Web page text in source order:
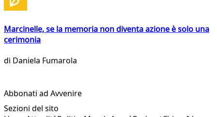
Marcinelle, se la memoria non diventa azione è solo una
cerimonia
di Daniela Fumarola
Abbonati ad Avvenire
Sezioni del sito